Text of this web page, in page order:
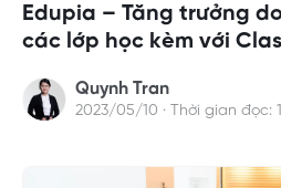
Edupia – Tăng trưởng
các lớp học kèm với
Quynh Tran
2023/05/10 · Thời gian đọc: